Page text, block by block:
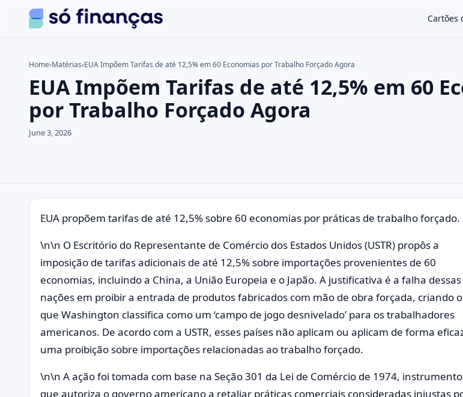
Cartões
Search the site ×
Search for:
Press Enter to search or ESC to close.
Home›Matérias›EUA Impõem Tarifas de até 12,5% em 60 Economias por Trabalho Forçado Agora
EUA Impõem Tarifas de até 12,5% em 60
por Trabalho Forçado Agora
June 3, 2026
EUA propõem tarifas de até 12,5% sobre 60 economias por práticas de trabalho forçado.
\n\n O Escritório do Representante de Comércio dos Estados Unidos (USTR) propôs a
imposição de tarifas adicionais de até 12,5% sobre importações provenientes de 60
economias, incluindo a China, a União Europeia e o Japão. A justificativa é a falha dessas
nações em proibir a entrada de produtos fabricados com mão de obra forçada, criando o
que Washington classifica como um ‘campo de jogo desnivelado’ para os trabalhadores
americanos. De acordo com a USTR, esses países não aplicam ou aplicam de forma
uma proibição sobre importações relacionadas ao trabalho forçado.
\n\n A ação foi tomada com base na Seção 301 da Lei de Comércio de 1974, instrumento
que autoriza o governo americano a retaliar práticas comerciais consideradas injustas